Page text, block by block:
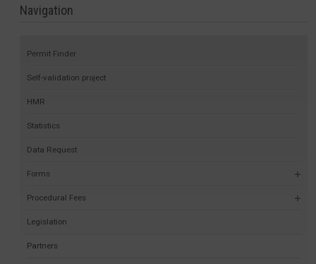
Navigation
Permit Finder
Self-validation project
HMR
Statistics
Data Request
Forms
Procedural Fees
Legislation
Partners